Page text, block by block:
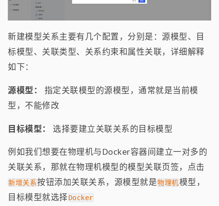
新建模型关系主要有几个配置，分别是：源模型、目
标模型、关联类型、关系约束和属性关联，详细解释
如下：
源模型：
指定关联模型的源模型，通常就是当前模
型，不能修改
目标模型： 选择要建立关联关系的目标模型
例如我们想要在物理机与Docker容器间建立一对多的
关联关系，那就在物理机模型的模型关联页签，点击
新增关系按钮添加关联关系，源模型就是物理机模型，
目标模型就选择 Docker